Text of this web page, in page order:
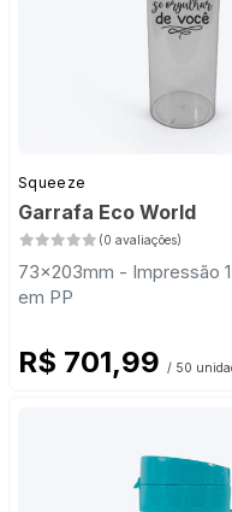
Squeeze
Garrafa Eco World
(0 avaliações)
73x203mm - Impressão
em PP
R$ 701,99 / 50